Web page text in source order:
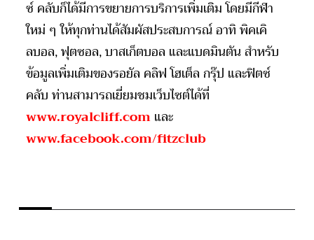
ซ์ คลับก็ได้มีการขยายการบริการเพิ่มเติม โดยมีกีฬา
ใหม่ ๆ ให้ทุกท่านได้สัมผัสประสบการณ์ อาทิ พิคเคิ
ลบอล, ฟุตซอล, บาสเก็ตบอล และแบดมินตัน สำหรับ
ข้อมูลเพิ่มเติมของรอยัล คลิฟ โฮเต็ล กรุ๊ป และฟิตซ์
คลับ ท่านสามารถเยี่ยมชมเว็บไซต์ได้ที่
www.royalcliff.comและ
www.facebook.com/fitzclub